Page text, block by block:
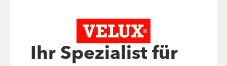
Ihr Spezialist für